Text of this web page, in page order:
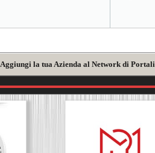
Aggiungi la tua Azienda al Network di Portali